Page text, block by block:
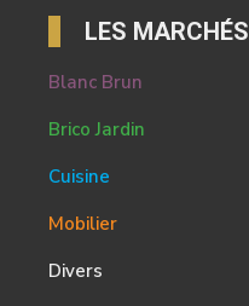
LES MARCHÉS
Blanc Brun
Brico Jardin
Cuisine
Mobilier
Divers